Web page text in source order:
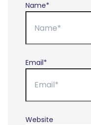
Name*
Email*
Website